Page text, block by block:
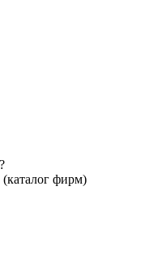
(каталог фирм)